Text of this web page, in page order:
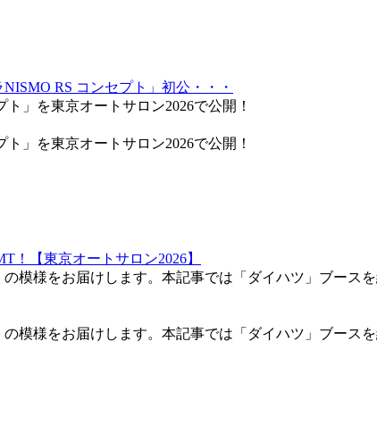
RS コンセプト」初公・・・
」を東京オートサロン2026で公開！
」を東京オートサロン2026で公開！
！【東京オートサロン2026】
模様をお届けします。本記事では「ダイハツ」ブースを
模様をお届けします。本記事では「ダイハツ」ブースを